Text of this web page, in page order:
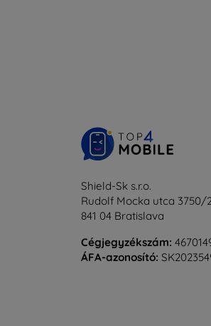
Shield-Sk s.r.o.
Rudolf Mocka utca 3750/
841 04 Bratislava
Cégjegyzékszám:
ÁFA-azonosító: